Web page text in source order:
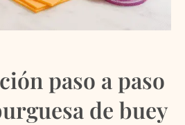
paso a paso
de buey